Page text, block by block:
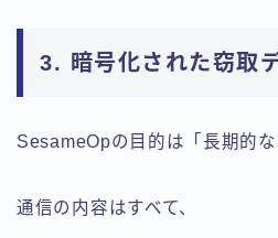
3. 暗号化された窃取
SesameOpの目的は「長期的な
通信の内容はすべて、